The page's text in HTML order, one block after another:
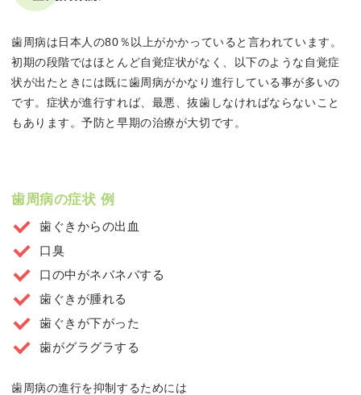
歯周病は日本人の80％以上がかかっていると言われています。
初期の段階ではほとんど自覚症状がなく、以下のような自覚症
状が出たときには既に歯周病がかなり進行している事が多いの
です。症状が進行すれば、最悪、抜歯しなければならないこと
もあります。予防と早期の治療が大切です。
歯周病の症状 例
歯ぐきからの出血
口臭
口の中がネバネバする
歯ぐきが腫れる
歯ぐきが下がった
歯がグラグラする
歯周病の進行を抑制するためには